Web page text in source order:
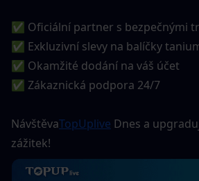
✅ Oficiální partner s bezpečnými
✅ Exkluzivní slevy na balíčky
✅ Okamžité dodání na váš účet
✅ Zákaznická podpora 24/7
NávštěvaTopUplive Dnes a
zážitek!